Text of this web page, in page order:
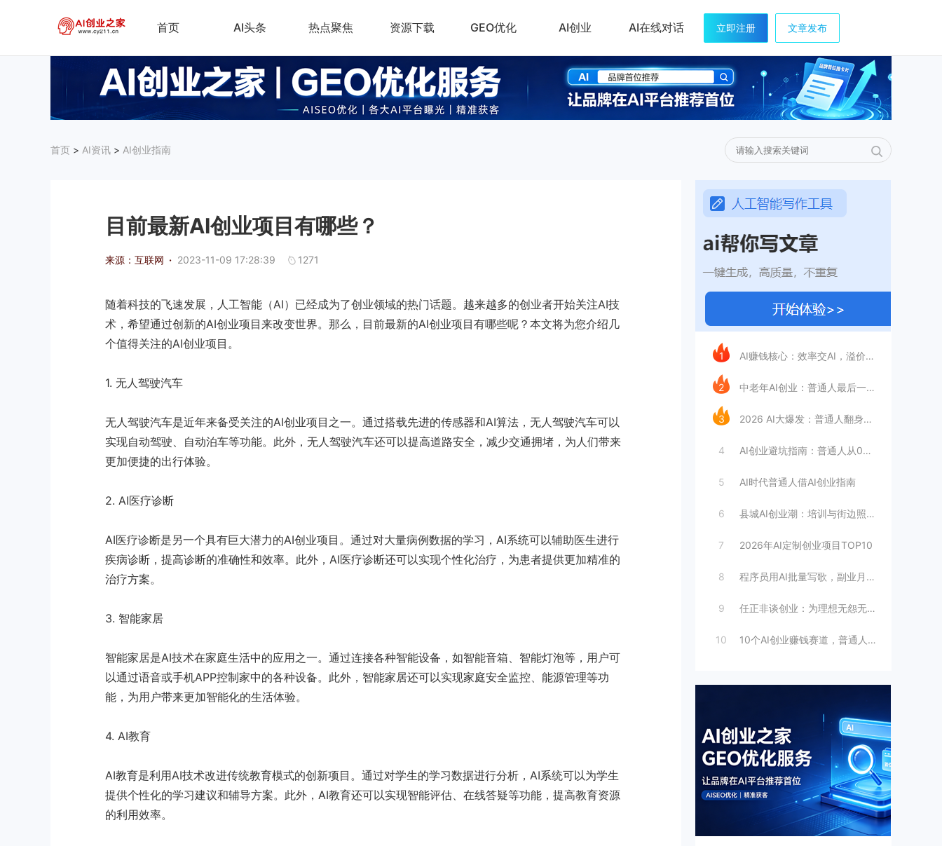
首页 AI头条 热点聚焦 资源下载 GEO优化 AI创业 AI在线对话 立即注册 文章发布
首页 > AI资讯 > AI创业指南
今日推荐
1 AI赚钱核心：效率交AI，溢价留给人性
2 中老年AI创业：普通人最后一次翻身机会
3 2026 AI大爆发：普通人翻身3条路，
4 AI创业避坑指南：普通人从0到1的5个致
5 AI时代普通人借AI创业指南
6 县城AI创业潮：培训与街边照相馆火了
7 2026年AI定制创业项目TOP10
8 程序员用AI批量写歌，副业月入过万？
9 任正非谈创业：为理想无怨无悔
10 10个AI创业赚钱赛道，普通人别错过
目前最新AI创业项目有哪些？
来源：互联网 · 2023-11-09 17:28:39 1271
随着科技的飞速发展，人工智能（AI）已经成为了创业领域的热门话题。越来越多的创业者开始关注AI技
术，希望通过创新的AI创业项目来改变世界。那么，目前最新的AI创业项目有哪些呢？本文将为您介绍几
个值得关注的AI创业项目。
1. 无人驾驶汽车
无人驾驶汽车是近年来备受关注的AI创业项目之一。通过搭载先进的传感器和AI算法，无人驾驶汽车可以
实现自动驾驶、自动泊车等功能。此外，无人驾驶汽车还可以提高道路安全，减少交通拥堵，为人们带来
更加便捷的出行体验。
2. AI医疗诊断
AI医疗诊断是另一个具有巨大潜力的AI创业项目。通过对大量病例数据的学习，AI系统可以辅助医生进行
疾病诊断，提高诊断的准确性和效率。此外，AI医疗诊断还可以实现个性化治疗，为患者提供更加精准的
治疗方案。
3. 智能家居
智能家居是AI技术在家庭生活中的应用之一。通过连接各种智能设备，如智能音箱、智能灯泡等，用户可
以通过语音或手机APP控制家中的各种设备。此外，智能家居还可以实现家庭安全监控、能源管理等功
能，为用户带来更加智能化的生活体验。
4. AI教育
AI教育是利用AI技术改进传统教育模式的创新项目。通过对学生的学习数据进行分析，AI系统可以为学生
提供个性化的学习建议和辅导方案。此外，AI教育还可以实现智能评估、在线答疑等功能，提高教育资源
的利用效率。